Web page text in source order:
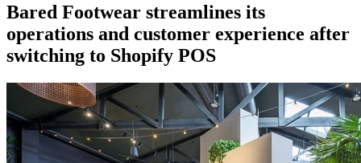
Bared Footwear streamlines its
operations and customer experience after
switching to Shopify POS